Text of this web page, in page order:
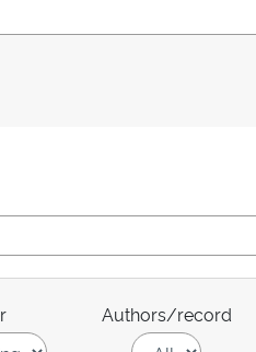
Authors/record